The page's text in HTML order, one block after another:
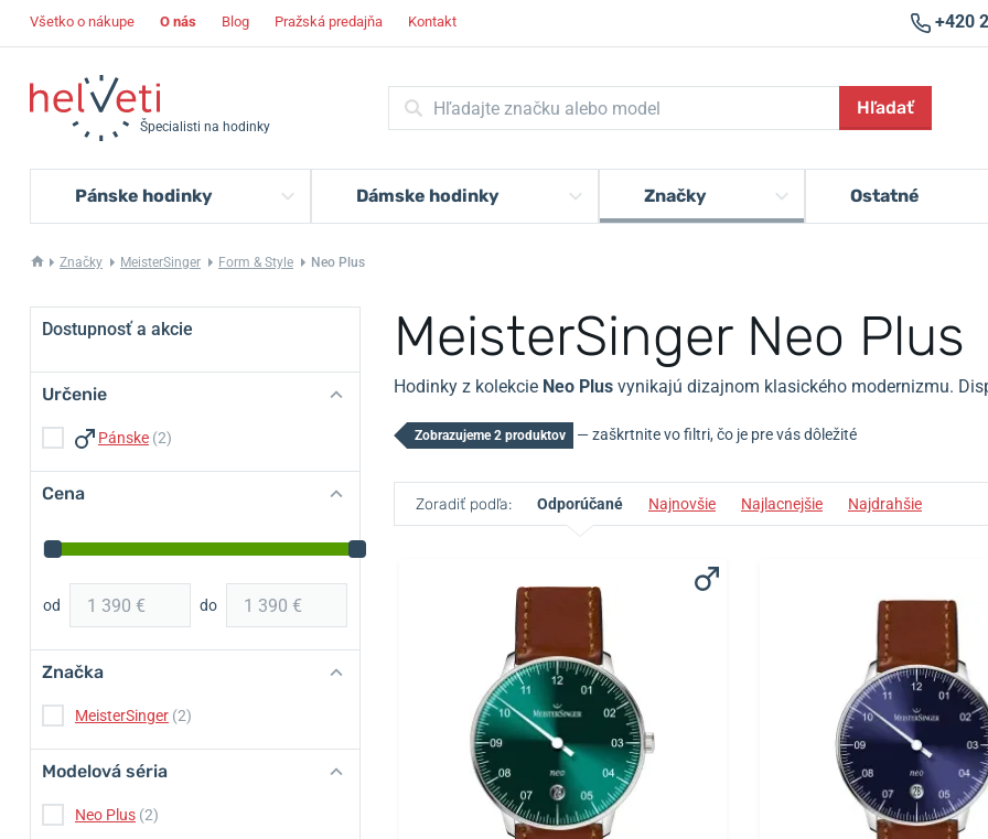
Všetko o nákupe O nás Blog Pražská predajňa Kontakt +420
Špecialisti na hodinky
Hľadať
Pánske hodinky Dámske hodinky Značky Ostatné
Značky MeisterSinger Form & Style Neo Plus
MeisterSinger Neo Plus
Hodinky z kolekcie Neo Plus vynikajú dizajnom klasického modernizmu.
Dostupnosť a akcie
Určenie
Pánske (2)
Cena
od do
Značka
MeisterSinger (2)
Modelová séria
Neo Plus (2)
Zobrazujeme 2 produktov — zaškrtnite vo filtri, čo je pre vás dôležité
Zoradiť podľa: Odporúčané Najnovšie Najlacnejšie Najdrahšie